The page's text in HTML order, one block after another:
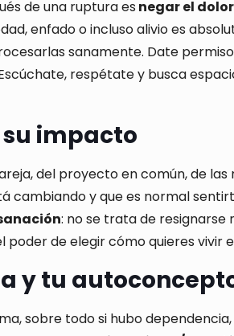
de una ruptura es negar el
enfado o incluso alivio es
sanamente. Date
respétate y busca
impacto
del proyecto en común, de
cambiando y que es normal
: no se trata de resignarse
poder de elegir cómo quieres vivir
y tu
sobre todo si hubo